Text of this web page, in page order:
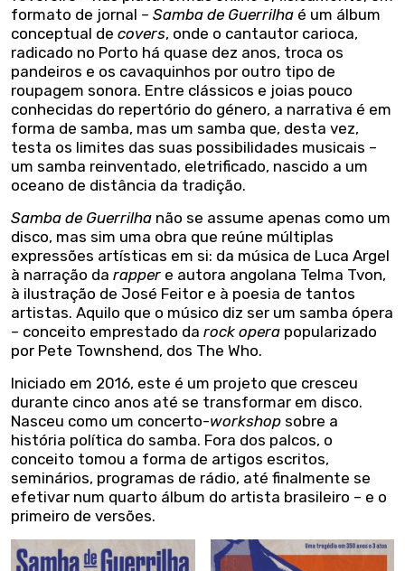
formato de jornal – Samba de Guerrilha é um álbum
conceptual de covers, onde o cantautor carioca,
radicado no Porto há quase dez anos, troca os
pandeiros e os cavaquinhos por outro tipo de
roupagem sonora. Entre clássicos e joias pouco
conhecidas do repertório do género, a narrativa é em
forma de samba, mas um samba que, desta vez,
testa os limites das suas possibilidades musicais –
um samba reinventado, eletrificado, nascido a um
oceano de distância da tradição.
Samba de Guerrilha não se assume apenas como um
disco, mas sim uma obra que reúne múltiplas
expressões artísticas em si: da música de Luca Argel
à narração da rapper e autora angolana Telma Tvon,
à ilustração de José Feitor e à poesia de tantos
artistas. Aquilo que o músico diz ser um samba ópera
– conceito emprestado da rock opera popularizado
por Pete Townshend, dos The Who.
Iniciado em 2016, este é um projeto que cresceu
durante cinco anos até se transformar em disco.
Nasceu como um concerto-workshop sobre a
história política do samba. Fora dos palcos, o
conceito tomou a forma de artigos escritos,
seminários, programas de rádio, até finalmente se
efetivar num quarto álbum do artista brasileiro – e o
primeiro de versões.